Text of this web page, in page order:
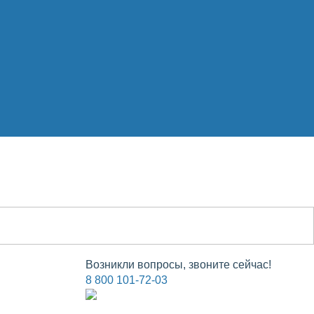
Возникли вопросы, звоните сейчас!
8 800 101-72-03